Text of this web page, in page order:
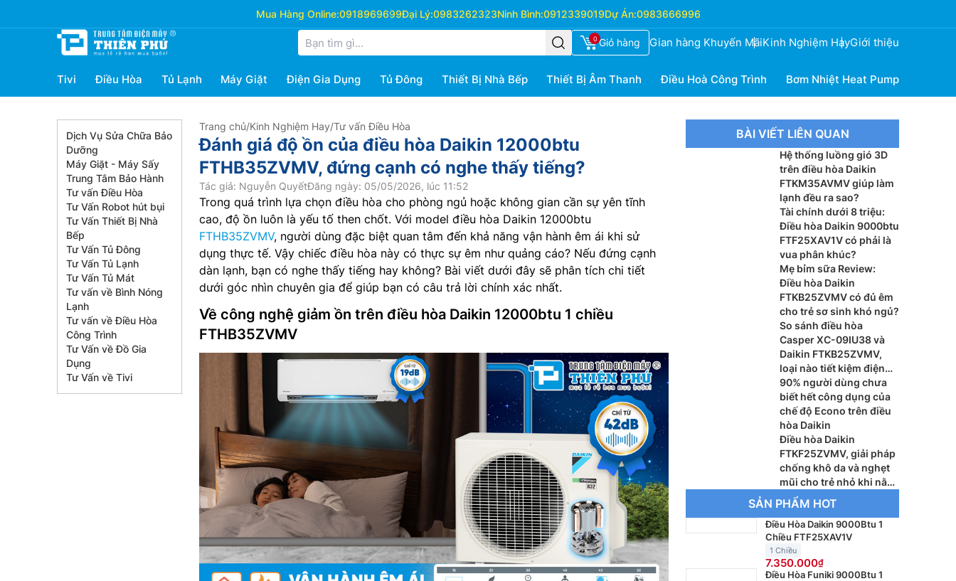
Mua Hàng Online:0918969699Đại Lý:0983262323Ninh Bình:0912339019Dự Án:0983666996
0 Giỏ hàng Gian hàng Khuyến MãiKinh Nghiệm HayGiới thiệu
Tivi Điều Hòa Tủ Lạnh Máy Giặt Điện Gia Dụng Tủ Đông Thiết Bị Nhà Bếp Thiết Bị Âm Thanh Điều Hoà Công Trình Bơm Nhiệt Heat Pump
Dịch Vụ Sửa Chữa Bảo
Dưỡng
Máy Giặt - Máy Sấy
Trung Tâm Bảo Hành
Tư vấn Điều Hòa
Tư Vấn Robot hút bụi
Tư Vấn Thiết Bị Nhà
Bếp
Tư Vấn Tủ Đông
Tư Vấn Tủ Lạnh
Tư Vấn Tủ Mát
Tư vấn về Bình Nóng
Lạnh
Tư vấn về Điều Hòa
Công Trình
Tư Vấn về Đồ Gia
Dụng
Tư Vấn về Tivi
Trang chủ/Kinh Nghiệm Hay/Tư vấn Điều Hòa
Đánh giá độ ồn của điều hòa Daikin 12000btu
FTHB35ZVMV, đứng cạnh có nghe thấy tiếng?
Tác giả: Nguyễn QuyếtĐăng ngày: 05/05/2026, lúc 11:52
Trong quá trình lựa chọn điều hòa cho phòng ngủ hoặc không gian cần sự yên tĩnh
cao, độ ồn luôn là yếu tố then chốt. Với model điều hòa Daikin 12000btu
FTHB35ZVMV, người dùng đặc biệt quan tâm đến khả năng vận hành êm ái khi sử
dụng thực tế. Vậy chiếc điều hòa này có thực sự êm như quảng cáo? Nếu đứng cạnh
dàn lạnh, bạn có nghe thấy tiếng hay không? Bài viết dưới đây sẽ phân tích chi tiết
dưới góc nhìn chuyên gia để giúp bạn có câu trả lời chính xác nhất.
Về công nghệ giảm ồn trên điều hòa Daikin 12000btu 1 chiều
FTHB35ZVMV
BÀI VIẾT LIÊN QUAN
Hệ thống luồng gió 3D
trên điều hòa Daikin
FTKM35AVMV giúp làm
lạnh đều ra sao?
Tài chính dưới 8 triệu:
Điều hòa Daikin 9000btu
FTF25XAV1V có phải là
vua phân khúc?
Mẹ bỉm sữa Review:
Điều hòa Daikin
FTKB25ZVMV có đủ êm
cho trẻ sơ sinh khó ngủ?
So sánh điều hòa
Casper XC-09IU38 và
Daikin FTKB25ZVMV,
loại nào tiết kiệm điện
tốt hơn?
90% người dùng chưa
biết hết công dụng của
chế độ Econo trên điều
hòa Daikin
Điều hòa Daikin
FTKF25ZVMV, giải pháp
chống khô da và nghẹt
mũi cho trẻ nhỏ khi nằm
điều hòa
SẢN PHẨM HOT
Điều Hòa Daikin 9000Btu 1
Chiều FTF25XAV1V
1 Chiều
7.350.000
Điều Hòa Funiki 9000Btu 1